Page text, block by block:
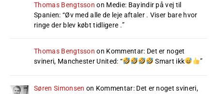
Thomas Bengtsson on Medie: Bayindir på vej til
Spanien: “Øv med alle de leje aftaler . Viser bare hvor
ringe der blev købt tidligere .”
Thomas Bengtsson on Kommentar: Det er noget
svineri, Manchester United: “ Smart ikk ”
Søren Simonsen on Kommentar: Det er noget svineri,